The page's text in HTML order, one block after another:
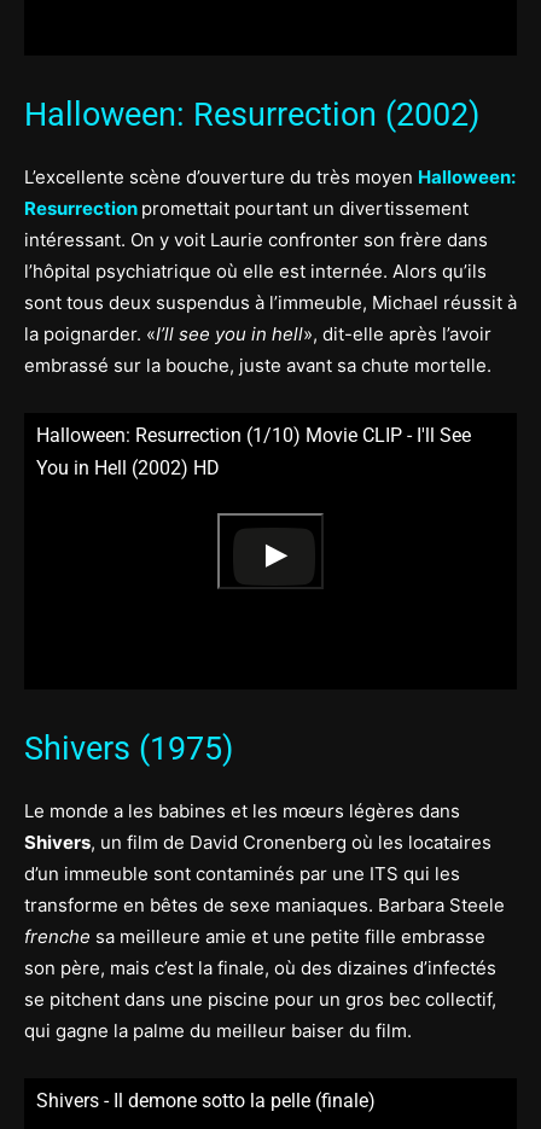
Halloween: Resurrection (2002)
L’excellente scène d’ouverture du très moyen Halloween:
Resurrection promettait pourtant un divertissement
intéressant. On y voit Laurie confronter son frère dans
l’hôpital psychiatrique où elle est internée. Alors qu’ils
sont tous deux suspendus à l’immeuble, Michael réussit à
la poignarder. «I’ll see you in hell», dit-elle après l’avoir
embrassé sur la bouche, juste avant sa chute mortelle.
Halloween: Resurrection (1/10) Movie CLIP - I'll See
You in Hell (2002) HD
Shivers (1975)
Le monde a les babines et les mœurs légères dans
Shivers, un film de David Cronenberg où les locataires
d’un immeuble sont contaminés par une ITS qui les
transforme en bêtes de sexe maniaques. Barbara Steele
frenche sa meilleure amie et une petite fille embrasse
son père, mais c’est la finale, où des dizaines d’infectés
se pitchent dans une piscine pour un gros bec collectif,
qui gagne la palme du meilleur baiser du film.
Shivers - Il demone sotto la pelle (finale)